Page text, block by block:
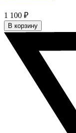
1 100 ₽
В корзину